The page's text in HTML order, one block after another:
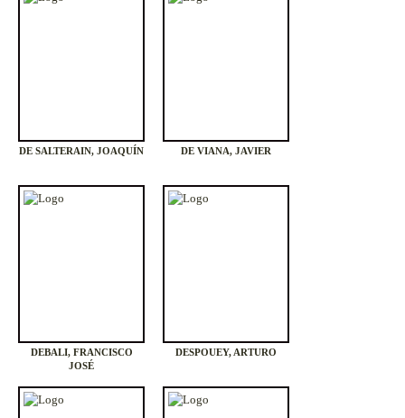
DE SALTERAIN, JOAQUÍN DE VIANA, JAVIER
DEBALI, FRANCISCO
JOSÉ
DESPOUEY, ARTURO